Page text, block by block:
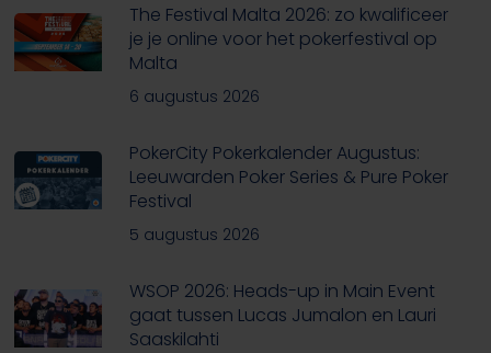
The Festival Malta 2026: zo kwalificeer
je je online voor het pokerfestival op
Malta
6 augustus 2026
PokerCity Pokerkalender Augustus:
Leeuwarden Poker Series & Pure Poker
Festival
5 augustus 2026
WSOP 2026: Heads-up in Main Event
gaat tussen Lucas Jumalon en Lauri
Saaskilahti